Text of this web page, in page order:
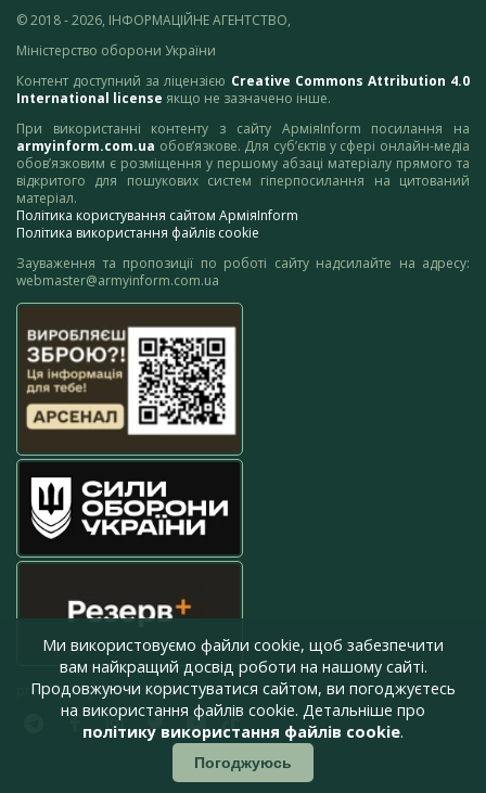
© 2018 - 2026, ІНФОРМАЦІЙНЕ АГЕНТСТВО,
Міністерство оборони України
Контент доступний за ліцензією Creative Commons Attribution 4.0
International license якщо не зазначено інше.
При використанні контенту з сайту АрміяInform посилання на
armyinform.com.ua обов’язкове. Для суб’єктів у сфері онлайн-медіа
обов’язковим є розміщення у першому абзаці матеріалу прямого та
відкритого для пошукових систем гіперпосилання на цитований
матеріал.
Політика користування сайтом АрміяInform
Політика використання файлів cookie
Зауваження та пропозиції по роботі сайту надсилайте на адресу:
webmaster@armyinform.com.ua
press@armyinform.com.ua
Ми використовуємо файли cookie, щоб забезпечити
вам найкращий досвід роботи на нашому сайті.
Продовжуючи користуватися сайтом, ви погоджуєтесь
на використання файлів cookie. Детальніше про
політику використання файлів cookie.
Погоджуюсь